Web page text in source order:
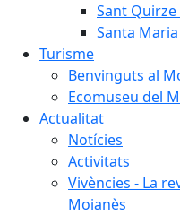
Sant Quirze
Santa
Turisme
Benvinguts al
Ecomuseu del
Actualitat
Notícies
Activitats
Vivències - La
Moianès